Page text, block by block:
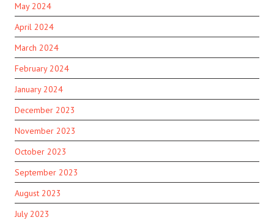
May 2024
April 2024
March 2024
February 2024
January 2024
December 2023
November 2023
October 2023
September 2023
August 2023
July 2023